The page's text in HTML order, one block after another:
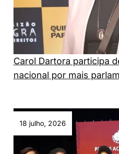
Carol Dartora participa
nacional por mais
18 julho, 2026